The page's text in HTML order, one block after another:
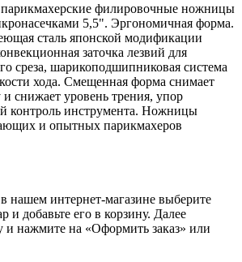
филировочные ножницы
5,5". Эргономичная форма.
сталь японской модификации
заточка лезвий для
среза, шарикоподшипниковая система
хода. Смещенная форма снимает
снижает уровень трения, упор
контроль инструмента. Ножницы
и опытных парикмахеров
нашем интернет-магазине выберите
и добавьте его в корзину. Далее
и нажмите на «Оформить заказ» или